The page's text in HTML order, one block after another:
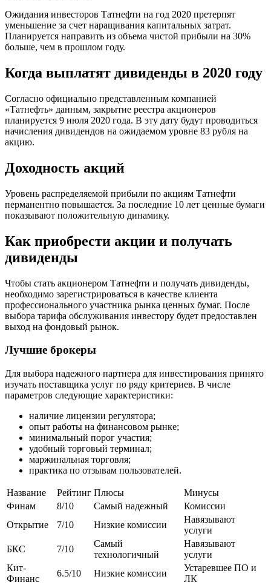
Ожидания инвесторов Татнефти на год 2020 претерпят
уменьшение за счет наращивания капитальных затрат.
Планируется направить из объема чистой прибыли на 30%
больше, чем в прошлом году.
Когда выплатят дивиденды в 2020 году
Согласно официально представленным компанией
«Татнефть» данным, закрытие реестра акционеров
планируется 9 июля 2020 года. В эту дату будут проводиться
начисления дивидендов на ожидаемом уровне 83 рубля на
акцию.
Доходность акций
Уровень распределяемой прибыли по акциям Татнефти
перманентно повышается. За последние 10 лет ценные бумаги
показывают положительную динамику.
Как приобрести акции и получать
дивиденды
Чтобы стать акционером Татнефти и получать дивиденды,
необходимо зарегистрироваться в качестве клиента
профессионального участника рынка ценных бумаг. После
выбора тарифа обслуживания инвестору будет предоставлен
выход на фондовый рынок.
Лучшие брокеры
Для выбора надежного партнера для инвестирования принято
изучать поставщика услуг по ряду критериев. В числе
параметров следующие характеристики:
наличие лицензии регулятора;
опыт работы на финансовом рынке;
минимальный порог участия;
удобный торговый терминал;
маржинальная торговля;
практика по отзывам пользователей.
Название Рейтинг Плюсы
Минусы
Финам
8/10 Самый надежный
Комиссии
Открытие
7/10 Низкие комиссии
Навязывают
услуги
БКС
7/10
Самый
технологичный
Навязывают
услуги
Кит-
Финанс
6.5/10 Низкие комиссии
Устаревшее ПО и
ЛК